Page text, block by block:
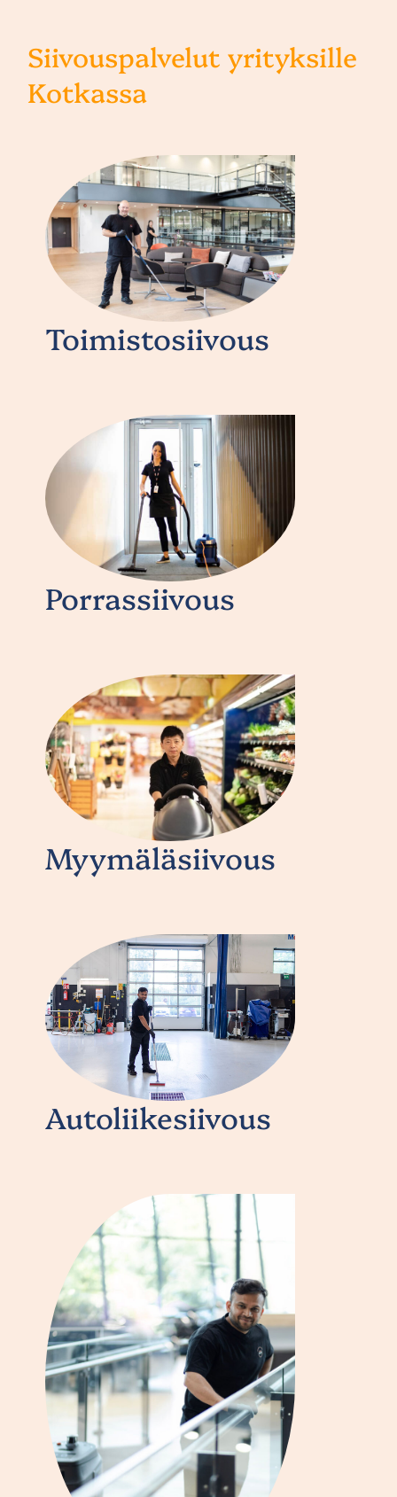
Siivouspalvelut yrityksille
Kotkassa
Toimistosiivous
Porrassiivous
Myymäläsiivous
Autoliikesiivous